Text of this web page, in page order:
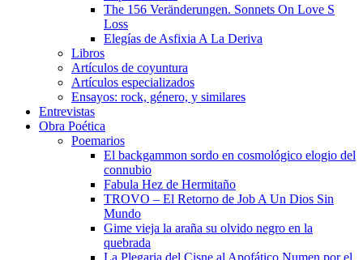
The 156 Veränderungen. Sonnets On Love S
Loss
Elegías de Asfixia A La Deriva
Libros
Artículos de coyuntura
Artículos especializados
Ensayos: rock, género, y similares
Entrevistas
Obra Poética
Poemarios
El backgammon sordo en cosmológico elogio del
connubio
Fabula Hez de Hermitaño
TROVO – El Retorno de Job A Un Dios Sin
Mundo
Gime vieja la araña su olvido negro en la
quebrada
La Plegaria del Cisne al Apofático Numen por el